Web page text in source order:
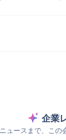
企業
ュースまで、この